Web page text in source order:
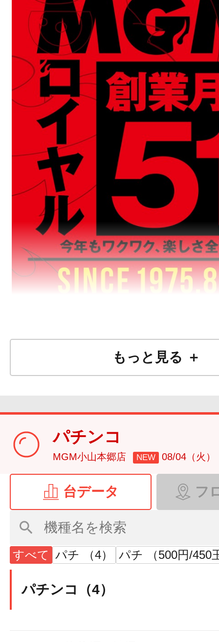
もっと見る ＋
パチンコ
MGM小山本郷店 NEW 08/04（火）
台データ フ
すべて パチ （4） パチ （500円/450
パチンコ（4）